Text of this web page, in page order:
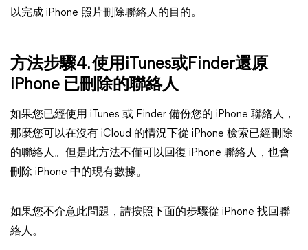
以完成 iPhone 照片刪除聯絡人的目的。
方法步驟4. 使用iTunes或Finder還原
iPhone 已刪除的聯絡人
如果您已經使用 iTunes 或 Finder 備份您的 iPhone 聯絡人，
那麼您可以在沒有 iCloud 的情況下從 iPhone 檢索已經刪除
的聯絡人。但是此方法不僅可以回復 iPhone 聯絡人，也會
刪除 iPhone 中的現有數據。
如果您不介意此問題，請按照下面的步驟從 iPhone 找回聯
絡人。